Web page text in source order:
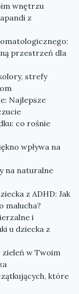
wnętrzu
z
przestrzeń dla
strefy
Najlepsze
co rośnie
wpływa na
na naturalne
z ADHD: Jak
malucha?
i
u dziecka z
zieleń w Twoim
które